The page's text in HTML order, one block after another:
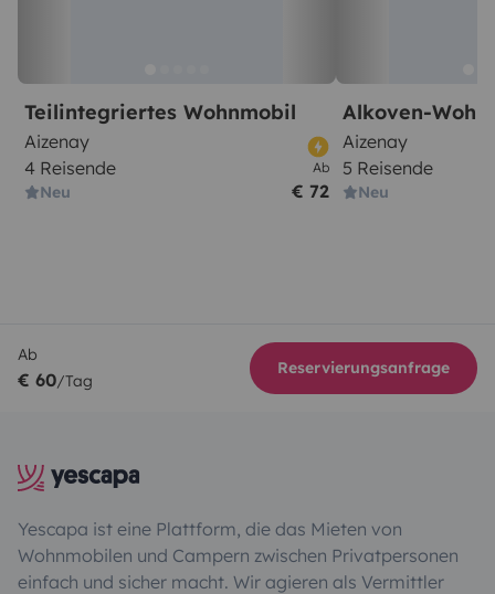
Teilintegriertes Wohnmobil
Aizenay
4 Reisende
Neu
Ab
€ 72
Alkoven-
Aizenay
5 Reisende
Neu
Ab
€ 60/Tag
Reservierungsanfrage
Yescapa ist eine Plattform, die das Mieten von
Wohnmobilen und Campern zwischen Privatpersonen
einfach und sicher macht. Wir agieren als Vermittler